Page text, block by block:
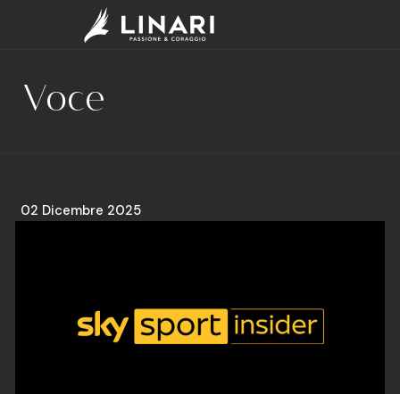
Voce
02 Dicembre 2025